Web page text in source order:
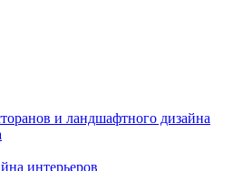
и ландшафтного дизайна
интерьеров